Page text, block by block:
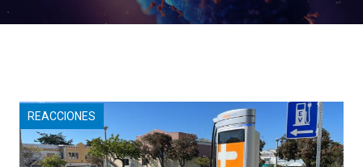
REACCIONES